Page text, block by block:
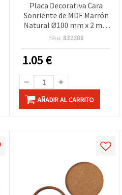
Placa Decorativa Cara
Sonriente de MDF Marrón
Natural Ø100 mm x 2 mm
– Base en Crudo para
Pintura, Decoupage y
Decoración de Pared
Sku: 832388
1.05€
AÑADIR AL CARRITO